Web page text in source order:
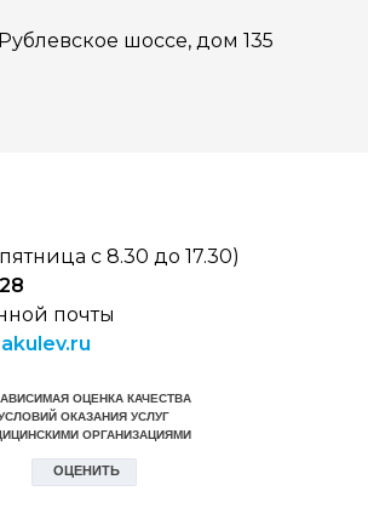
шоссе, дом 135
с 8.30 до 17.30)
почты